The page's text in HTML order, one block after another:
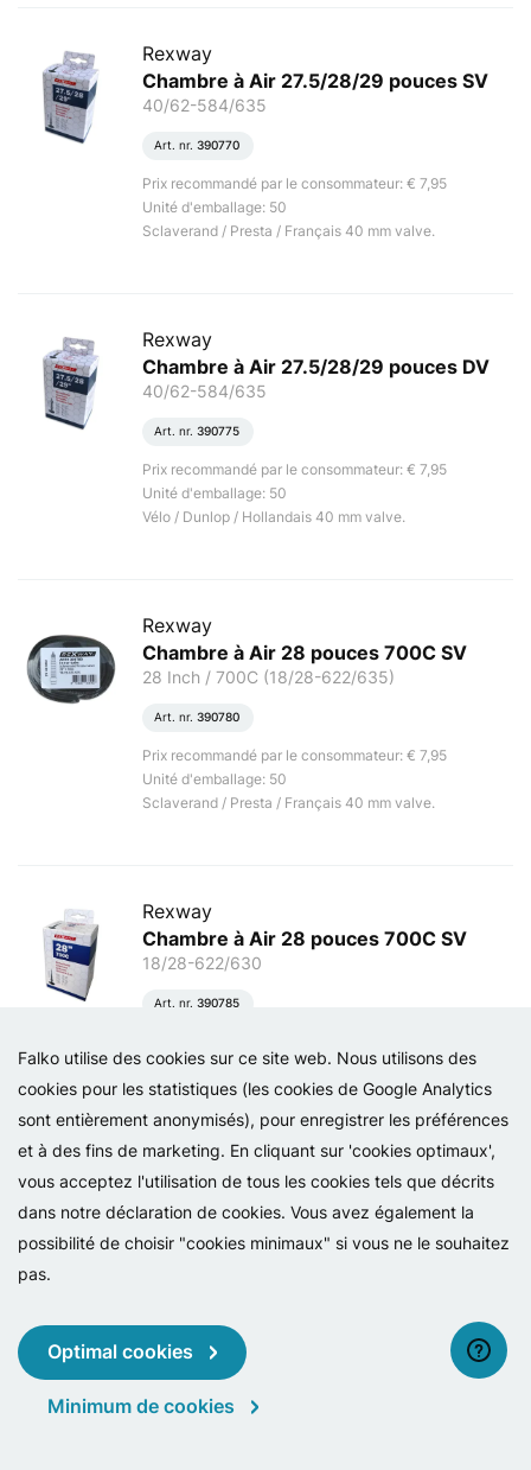
Falko utilise des cookies sur ce site web. Nous utilisons des
cookies pour les statistiques (les cookies de Google Analytics
sont entièrement anonymisés), pour enregistrer les préférences
et à des fins de marketing. En cliquant sur 'cookies optimaux',
vous acceptez l'utilisation de tous les cookies tels que décrits
dans notre déclaration de cookies. Vous avez également la
possibilité de choisir "cookies minimaux" si vous ne le souhaitez
pas.
Optimal cookies
Minimum de cookies
Rexway
Chambre à Air 27.5/28/29 pouces SV
40/62-584/635
Art. nr. 390770
Prix recommandé par le consommateur: € 7,95
Unité d'emballage: 50
Sclaverand / Presta / Français 40 mm valve.
Rexway
Chambre à Air 27.5/28/29 pouces DV
40/62-584/635
Art. nr. 390775
Prix recommandé par le consommateur: € 7,95
Unité d'emballage: 50
Vélo / Dunlop / Hollandais 40 mm valve.
Rexway
Chambre à Air 28 pouces 700C SV
28 Inch / 700C (18/28-622/635)
Art. nr. 390780
Prix recommandé par le consommateur: € 7,95
Unité d'emballage: 50
Sclaverand / Presta / Français 40 mm valve.
Rexway
Chambre à Air 28 pouces 700C SV
18/28-622/630
Art. nr. 390785
Unité d'emballage: 50
Sclaverand / Presta / Français 48 mm valve.
Rexway Pneu Legend 28" 40-635
28 x 1 1/2 (40-635) (700 x 38B)
Prix recommandé par le consommateur: € 22,95
Unité d'emballage: 20
Avec réflexion. Protection anti-crevaison de 3.5 mm.